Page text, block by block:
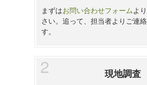
まずはお問い合わせフォームよ
さい。追って、担当者よりご連
す。
現地調査